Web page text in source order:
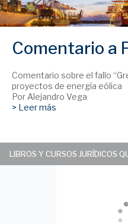
Comentario a
Comentario sobre el fallo
proyectos de energía eólica
Por Alejandro Vega
> Leer más
LIBROS Y CURSOS JURÍDICOS